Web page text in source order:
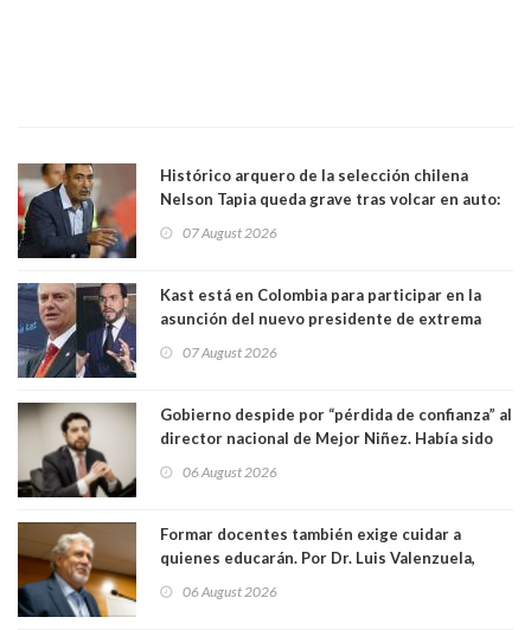
Histórico arquero de la selección chilena
Nelson Tapia queda grave tras volcar en auto:
07 August 2026
Kast está en Colombia para participar en la
asunción del nuevo presidente de extrema
07 August 2026
Gobierno despide por “pérdida de confianza” al
director nacional de Mejor Niñez. Había sido
06 August 2026
Formar docentes también exige cuidar a
quienes educarán. Por Dr. Luis Valenzuela,
Académicos U. Católica Silva Henríquez
06 August 2026